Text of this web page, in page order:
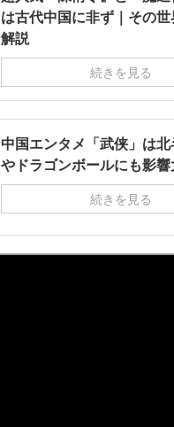
は古代中国に非ず｜その世
解説
続きを見る
中国エンタメ「武侠」は
やドラゴンボールにも影響
続きを見る